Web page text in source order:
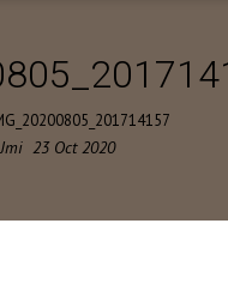
Jmi 23 Oct 2020